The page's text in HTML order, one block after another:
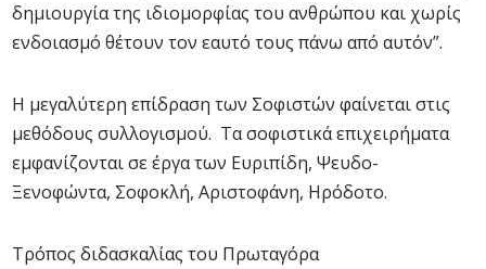
δημιουργία της ιδιομορφίας του ανθρώπου και χωρίς
ενδοιασμό θέτουν τον εαυτό τους πάνω από αυτόν”.
Η μεγαλύτερη επίδραση των Σοφιστών φαίνεται στις
μεθόδους συλλογισμού. Τα σοφιστικά επιχειρήματα
εμφανίζονται σε έργα των Ευριπίδη, Ψευδο-
Ξενοφώντα, Σοφοκλή, Αριστοφάνη, Ηρόδοτο.
Τρόπος διδασκαλίας του Πρωταγόρα